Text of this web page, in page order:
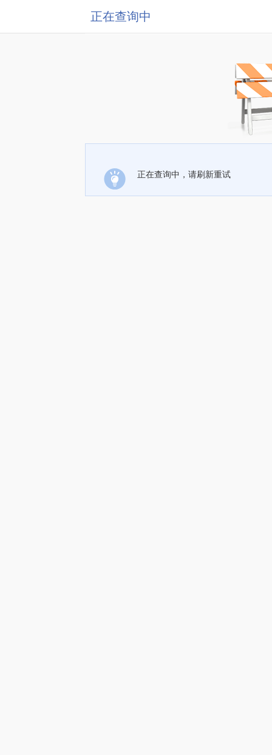
正在查询中
正在查询中，请刷新重试